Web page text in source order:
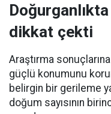
dikkat çekti
Araştırma
güçlü konumunu
belirgin bir gerileme
doğum sayısının